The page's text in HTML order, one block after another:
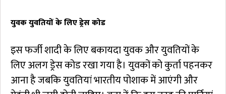
युवक युवतियों के लिए ड्रेस कोड
इस फर्जी शादी के लिए बकायदा युवक और युवतियों के
लिए अलग ड्रेस कोड रखा गया है। युवकों को कुर्ता पहनकर
आना है जबकि युवतियां भारतीय पोशाक में आएंगी और